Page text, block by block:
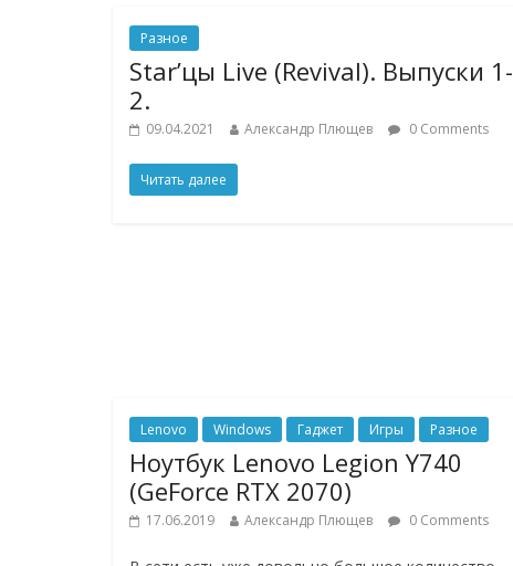
Разное
Star’цы Live (Revival). Выпуски 1-
2.
09.04.2021 Александр Плющев 0 Comments
Читать далее
Lenovo Windows Гаджет Игры Разное
Ноутбук Lenovo Legion Y740
(GeForce RTX 2070)
17.06.2019 Александр Плющев 0 Comments